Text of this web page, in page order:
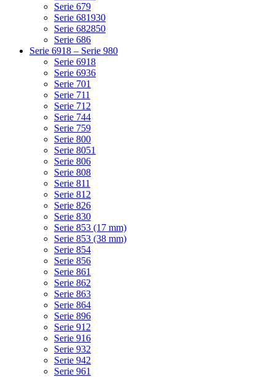
Serie 679
Serie 681930
Serie 682850
Serie 686
Serie 6918 – Serie 980
Serie 6918
Serie 6936
Serie 701
Serie 711
Serie 712
Serie 744
Serie 759
Serie 800
Serie 8051
Serie 806
Serie 808
Serie 811
Serie 812
Serie 826
Serie 830
Serie 853 (17 mm)
Serie 853 (38 mm)
Serie 854
Serie 856
Serie 861
Serie 862
Serie 863
Serie 864
Serie 896
Serie 912
Serie 916
Serie 932
Serie 942
Serie 961